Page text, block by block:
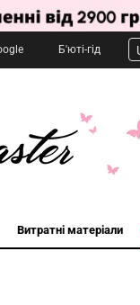
Б'юті-гід
Витратні матеріали